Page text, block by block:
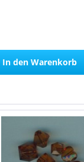
In den Warenkorb